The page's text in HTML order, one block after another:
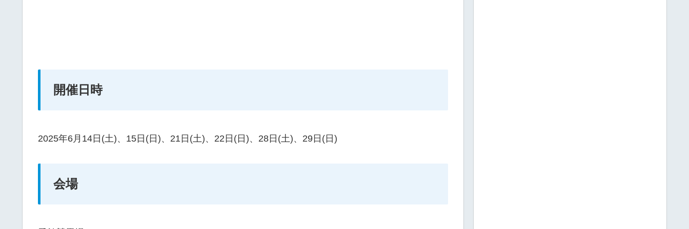
開催日時
2025年6月14日(土)、15日(日)、21日(土)、22日(日)、28日(土)、29日(日)
会場